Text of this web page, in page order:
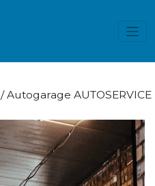
/ Autogarage AUTOSERVICE